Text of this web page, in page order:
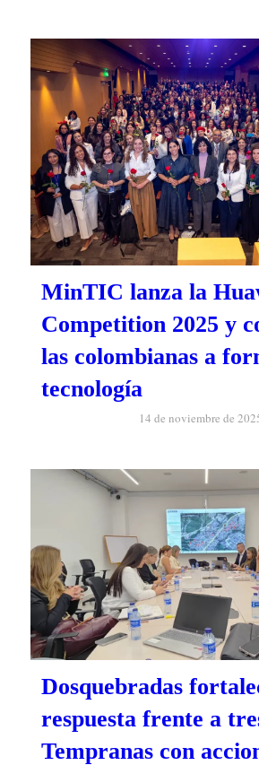
MinTIC lanza la
Competition 2025 y
las colombianas a
tecnología
14 de noviembre de
Dosquebradas
respuesta frente a
Tempranas con